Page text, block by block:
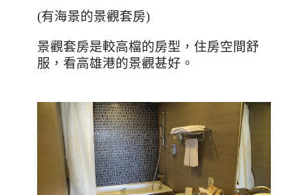
(有海景的景觀套房)
景觀套房是較高檔的房型，住房空間舒
服，看高雄港的景觀甚好。